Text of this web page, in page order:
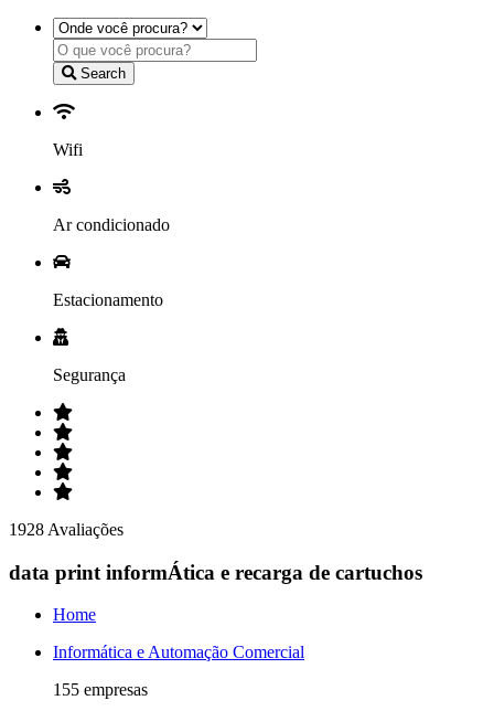
Search
Wifi
Ar condicionado
Estacionamento
Segurança
1928 Avaliações
data print informÁtica e recarga de cartuchos
Home
Informática e Automação Comercial
155 empresas